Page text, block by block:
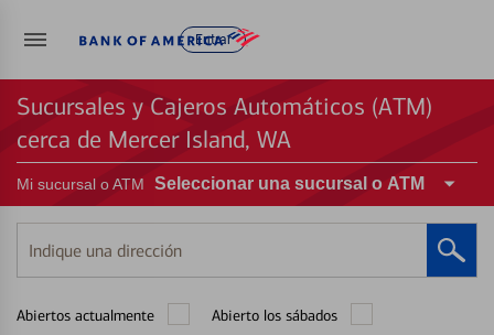
Entrar
Sucursales y Cajeros Automáticos (ATM)
cerca de Mercer Island, WA
Mi sucursal o ATM Seleccionar una sucursal o ATM
Indique
una
Abiertos actualmente Abierto los sábados